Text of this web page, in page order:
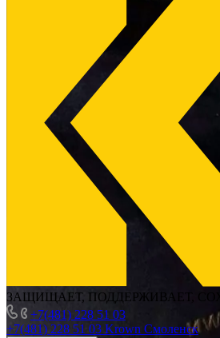
ЗАЩИЩАЕТ, ПОДДЕРЖИВАЕТ,
+7(481) 228 51 03
+7(481) 228 51 03 Krown Смоленск